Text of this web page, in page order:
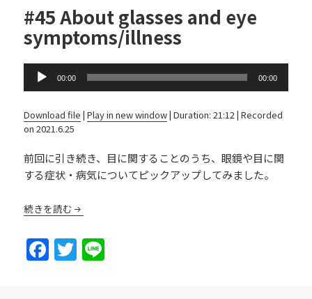
#45 About glasses and eye
symptoms/illness
Audio
Player
00:00 00:00
Download file |Play in new window|Duration: 21:12 |Recorded
on 2021.6.25
前回に引き続き、目に関することのうち、眼鏡や目に関
する症状・病気についてピックアップしてみました。
続きを読む
F
a
T
w